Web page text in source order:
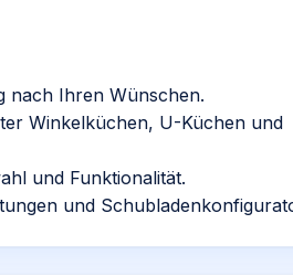
nach Ihren Wünschen.
Winkelküchen, U-Küchen und
und Funktionalität.
und